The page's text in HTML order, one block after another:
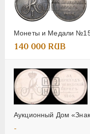
Монеты и Медали
140 000 RUB
Аукционный Дом
-